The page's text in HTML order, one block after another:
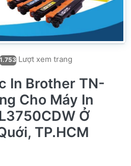
1.753 Lượt xem trang
In Brother TN-
Cho Máy In
Ở
TP.HCM